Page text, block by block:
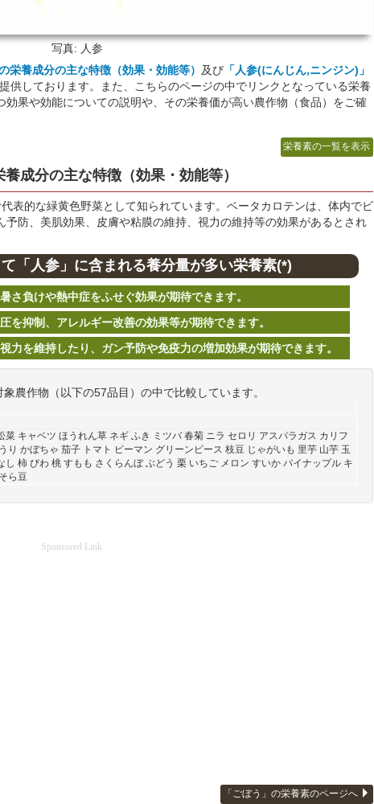
写真: 人参
栄養成分の主な特徴（効果・効能等） 及び 「人参(にんじん,ニンジン)」
供しております。また、こちらのページの中でリンクとなっている栄養
果や効能についての説明や、その栄養価が高い農作物（食品）をご確
栄養素の一覧を表示
養成分の主な特徴（効果・効能等）
表的な緑黄色野菜として知られています。ベータカロテンは、体内でビ
防、美肌効果、皮膚や粘膜の維持、視力の維持等の効果があるとされ
「人参」に含まれる養分量が多い栄養素(*)
さ負けや熱中症をふせぐ効果が期待できます。
を抑制、アレルギー改善の効果等が期待できます。
力を維持したり、ガン予防や免疫力の増加効果が期待できます。
農作物（以下の57品目）の中で比較しています。
キャベツ ほうれん草 ネギ ふき ミツバ 春菊 ニラ セロリ アスパラガス カリフ
り かぼちゃ 茄子 トマト ピーマン グリーンピース 枝豆 じゃがいも 里芋 山芋 玉
柿 びわ 桃 すもも さくらんぼ ぶどう 栗 いちご メロン すいか パイナップル キ
ら豆
Sponsored Link
「ごぼう」の栄養素のページへ